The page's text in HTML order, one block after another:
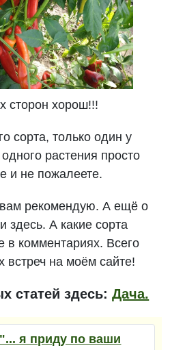
сторон хорош!!!
сорта, только один у
растения просто
и не пожалеете.
вам рекомендую. А ещё о
здесь. А какие сорта
в комментариях. Всего
встреч на моём сайте!
статей здесь:Дача.
"... я приду по ваши